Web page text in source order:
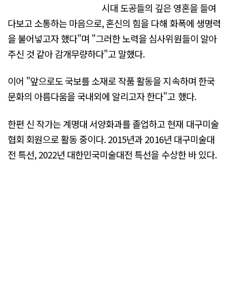
시대 도공들의 깊은 영혼을 들여
다보고 소통하는 마음으로, 혼신의 힘을 다해 화폭에 생명력
을 불어넣고자 했다"며 "그러한 노력을 심사위원들이 알아
주신 것 같아 감개무량하다"고 말했다.
이어 "앞으로도 국보를 소재로 작품 활동을 지속하며 한국
문화의 아름다움을 국내외에 알리고자 한다"고 했다.
한편 신 작가는 계명대 서양화과를 졸업하고 현재 대구미술
협회 회원으로 활동 중이다. 2015년과 2016년 대구미술대
전 특선, 2022년 대한민국미술대전 특선을 수상한 바 있다.